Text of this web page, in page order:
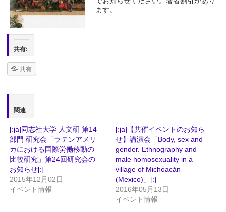
ます。
共有:
共有
関連
[:ja]同志社大学 人文研 第14
部門 研究会「ラテンアメリ
カにおける国際労働移動の
比較研究」第24回研究会の
お知らせ[:]
2015年12月02日
イベント情報
[:ja]【共催イベントのお知ら
せ】講演会「Body, sex and
gender. Ethnography and
male homosexuality in a
village of Michoacán
(Mexico)」[:]
2016年05月13日
イベント情報